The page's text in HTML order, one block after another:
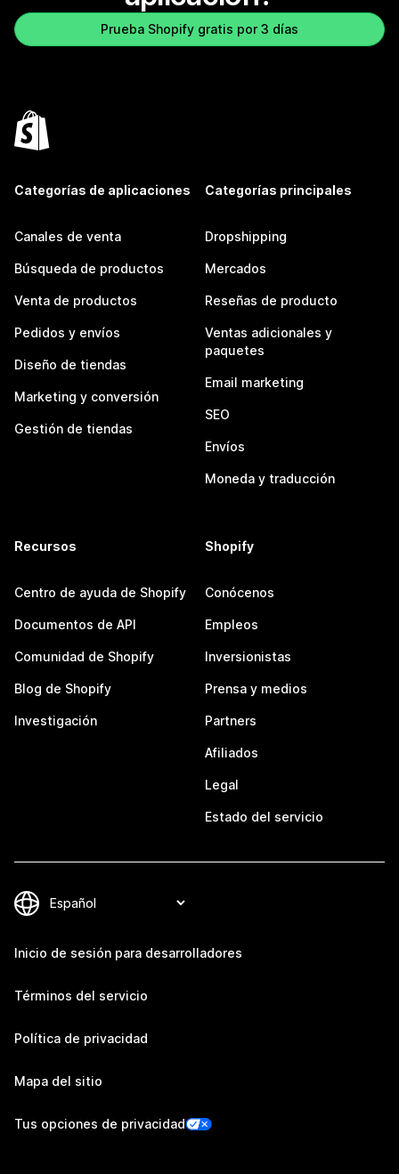
Prueba Shopify gratis por 3 días
Categorías de aplicaciones
Canales de venta
Búsqueda de productos
Venta de productos
Pedidos y envíos
Diseño de tiendas
Marketing y conversión
Gestión de tiendas
Categorías principales
Dropshipping
Mercados
Reseñas de producto
Ventas adicionales y
paquetes
Email marketing
SEO
Envíos
Moneda y traducción
Recursos
Centro de ayuda de Shopify
Documentos de API
Comunidad de Shopify
Blog de Shopify
Investigación
Shopify
Conócenos
Empleos
Inversionistas
Prensa y medios
Partners
Afiliados
Legal
Estado del servicio
Inicio de sesión para desarrolladores
Términos del servicio
Política de privacidad
Mapa del sitio
Tus opciones de privacidad